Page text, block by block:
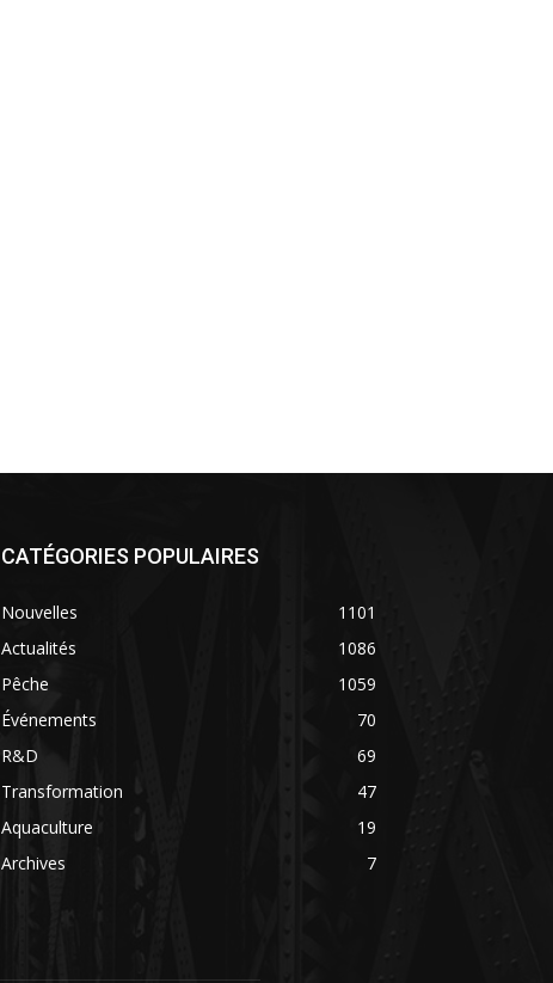
CATÉGORIES POPULAIRES
Nouvelles
1101
Actualités
1086
Pêche
1059
Événements
70
R&D
69
Transformation
47
Aquaculture
19
Archives
7